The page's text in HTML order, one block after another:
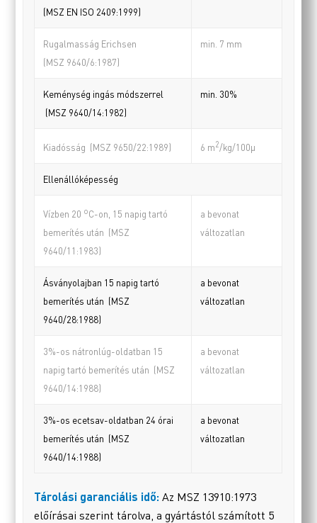
(MSZ EN ISO 2409:1999)
Rugalmasság Erichsen
(MSZ 9640/6:1987)
min. 7 mm
Keménység ingás módszerrel
(MSZ 9640/14:1982)
min. 30%
Kiadósság (MSZ 9650/22:1989) 6 m2/kg/100µ
Ellenállóképesség
Vízben 20 oC-on, 15 napig tartó
bemerítés után (MSZ
9640/11:1983)
a bevonat
változatlan
Ásványolajban 15 napig tartó
bemerítés után (MSZ
9640/28:1988)
a bevonat
változatlan
3%-os nátronlúg-oldatban 15
napig tartó bemerítés után (MSZ
9640/14:1988)
a bevonat
változatlan
3%-os ecetsav-oldatban 24 órai
bemerítés után (MSZ
9640/14:1988)
a bevonat
változatlan
Tárolási garanciális idő: Az MSZ 13910:1973
előírásai szerint tárolva, a gyártástól számított 5